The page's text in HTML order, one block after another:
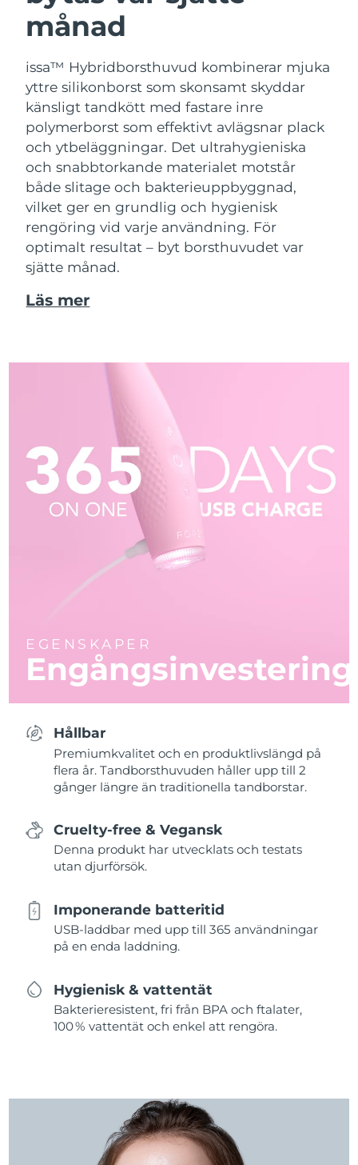
månad
issa™ Hybridborsthuvud kombinerar mjuka
yttre silikonborst som skonsamt skyddar
känsligt tandkött med fastare inre
polymerborst som effektivt avlägsnar plack
och ytbeläggningar. Det ultrahygieniska
och snabbtorkande materialet motstår
både slitage och bakterieuppbyggnad,
vilket ger en grundlig och hygienisk
rengöring vid varje användning. För
optimalt resultat – byt borsthuvudet var
sjätte månad.
Läs mer
EGENSKAPER
Engångsinvestering
Hållbar
Premiumkvalitet och en produktlivslängd på
flera år. Tandborsthuvuden håller upp till 2
gånger längre än traditionella tandborstar.
Cruelty-free & Vegansk
Denna produkt har utvecklats och testats
utan djurförsök.
Imponerande batteritid
USB-laddbar med upp till 365 användningar
på en enda laddning.
Hygienisk & vattentät
Bakterieresistent, fri från BPA och ftalater,
100 % vattentät och enkel att rengöra.